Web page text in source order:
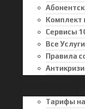
Комплект
Сервисы
Все
Правила
Тарифы